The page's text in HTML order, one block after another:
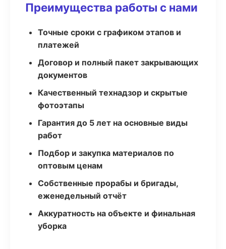
Преимущества работы с нами
Точные сроки с графиком этапов и
платежей
Договор и полный пакет закрывающих
документов
Качественный технадзор и скрытые
фотоэтапы
Гарантия до 5 лет на основные виды
работ
Подбор и закупка материалов по
оптовым ценам
Собственные прорабы и бригады,
еженедельный отчёт
Аккуратность на объекте и финальная
уборка